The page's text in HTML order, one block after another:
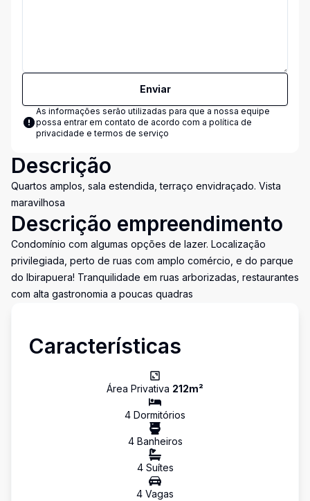
Enviar
As informações serão utilizadas para que a nossa equipe
possa entrar em contato de acordo com a política de
privacidade e termos de serviço
Descrição
Quartos amplos, sala estendida, terraço envidraçado. Vista
maravilhosa
Descrição empreendimento
Condomínio com algumas opções de lazer. Localização
privilegiada, perto de ruas com amplo comércio, e do parque
do Ibirapuera! Tranquilidade em ruas arborizadas, restaurantes
com alta gastronomia a poucas quadras
Características
Área Privativa 212m²
4 Dormitórios
4Banheiros
4Suítes
4 Vagas